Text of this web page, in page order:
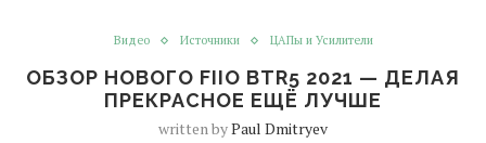
Видео Источники ЦАПы и Усилители
ОБЗОР НОВОГО FIIO BTR5 2021 — ДЕЛАЯ
ПРЕКРАСНОЕ ЕЩЁ ЛУЧШЕ
written byPaul Dmitryev